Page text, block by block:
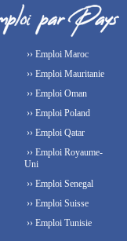
›› Emploi Maroc
›› Emploi Mauritanie
›› Emploi Oman
›› Emploi Poland
›› Emploi Qatar
›› Emploi Royaume-
Uni
›› Emploi Senegal
›› Emploi Suisse
›› Emploi Tunisie